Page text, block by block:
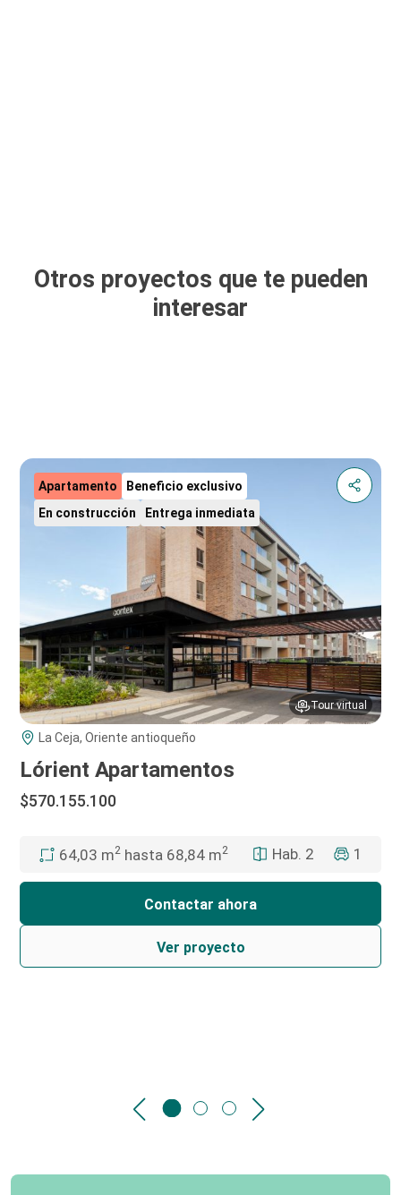
Otros proyectos que te pueden
interesar
Apartamento
Beneficio exclusivo
En construcción
Entrega inmediata
Tour virtual
La Ceja, Oriente antioqueño
Lórient Apartamentos
$570.155.100
64,03 m2 hasta 68,84 m2 Hab. 2 1
Contactar ahora
Ver proyecto